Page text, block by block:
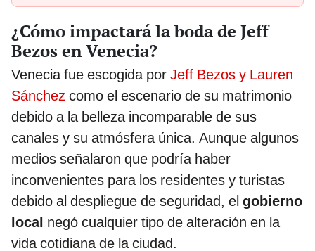
¿Cómo impactará la boda de Jeff
Bezos en Venecia?
Venecia fue escogida por Jeff Bezos y Lauren
Sánchez como el escenario de su matrimonio
debido a la belleza incomparable de sus
canales y su atmósfera única. Aunque algunos
medios señalaron que podría haber
inconvenientes para los residentes y turistas
debido al despliegue de seguridad, el gobierno
local negó cualquier tipo de alteración en la
vida cotidiana de la ciudad.